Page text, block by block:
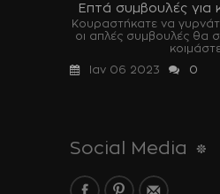
Επτά συμβουλές για
Κουραστήκατε να
οι απλές συμβουλές θα
Ιαν 06 2023
0
Social Media